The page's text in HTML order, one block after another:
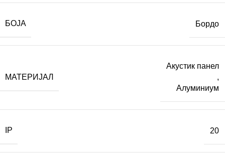
БОЈА Бордо
МАТЕРИЈАЛ
Акустик панел
,
Алуминиум
IP 20